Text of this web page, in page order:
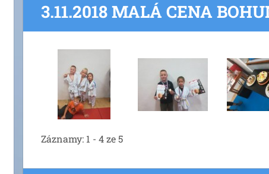
3.11.2018 MALÁ CENA
Záznamy: 1 - 4 ze 5